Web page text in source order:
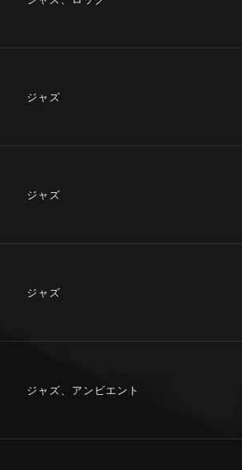
ジャズ
ジャズ
ジャズ
ジャズ、アンビエント